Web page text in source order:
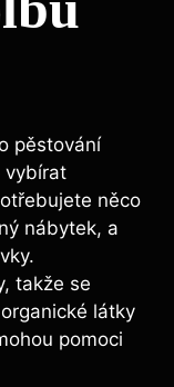
pěstování
vybírat
něco
nábytek, a
takže se
látky
pomoci